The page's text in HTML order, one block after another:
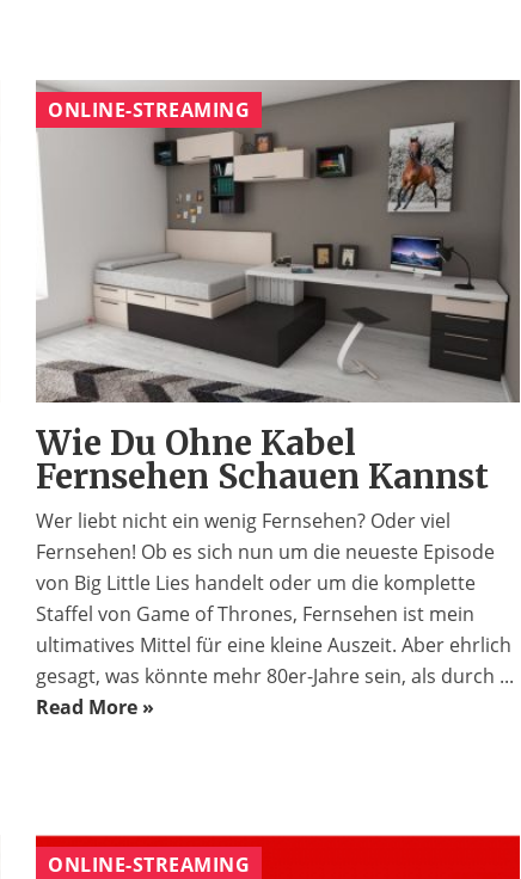
ONLINE-STREAMING
Wie Du Ohne Kabel
Fernsehen Schauen Kannst
Wer liebt nicht ein wenig Fernsehen? Oder viel
Fernsehen! Ob es sich nun um die neueste Episode
von Big Little Lies handelt oder um die komplette
Staffel von Game of Thrones, Fernsehen ist mein
ultimatives Mittel für eine kleine Auszeit. Aber ehrlich
gesagt, was könnte mehr 80er-Jahre sein, als durch ...
Read More »
ONLINE-STREAMING